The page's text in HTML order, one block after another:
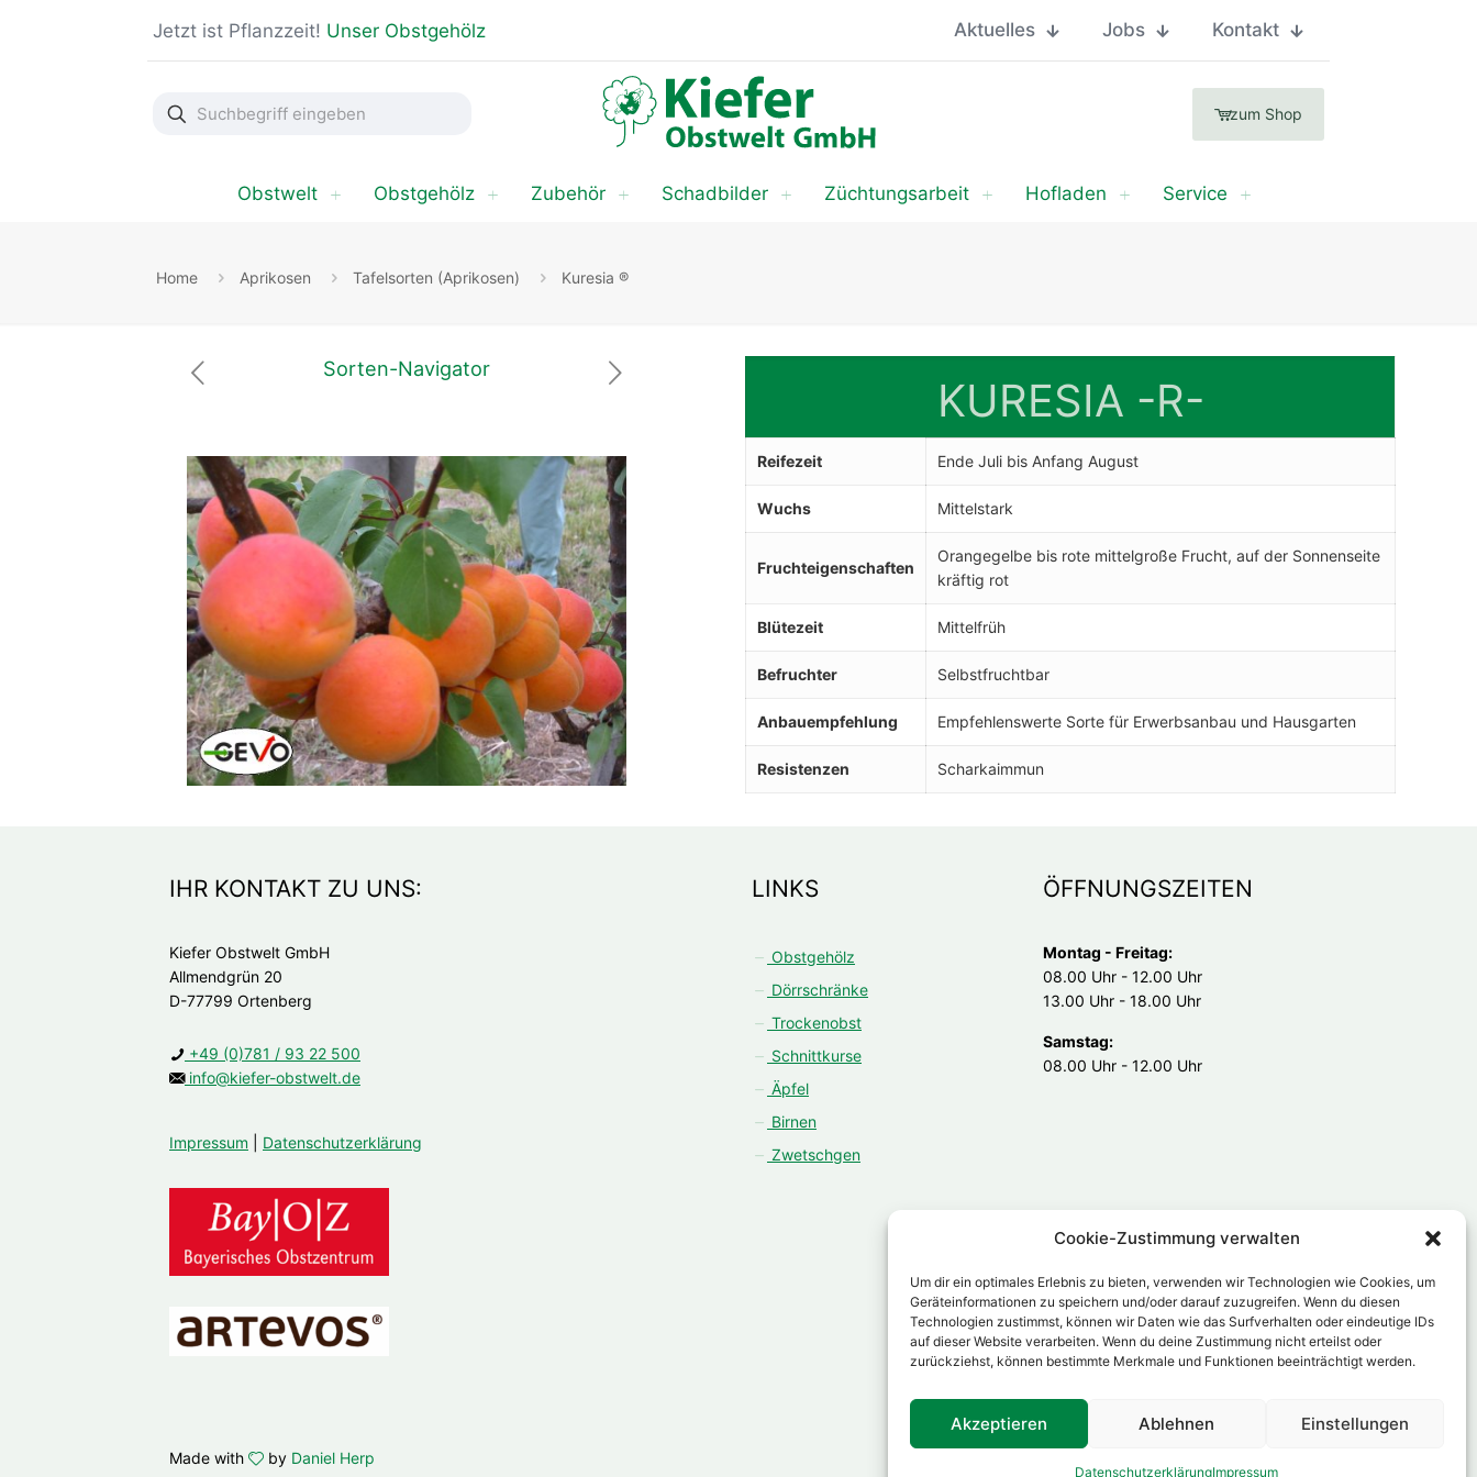
Cookie-Zustimmung verwalten
Um dir ein optimales Erlebnis zu bieten, verwenden wir Technologien wie Cookies, um
Geräteinformationen zu speichern und/oder darauf zuzugreifen. Wenn du diesen
Technologien zustimmst, können wir Daten wie das Surfverhalten oder eindeutige IDs
auf dieser Website verarbeiten. Wenn du deine Zustimmung nicht erteilst oder
zurückziehst, können bestimmte Merkmale und Funktionen beeinträchtigt werden.
Akzeptieren Ablehnen Einstellungen
DatenschutzerklärungImpressum
Jetzt ist Pflanzzeit! Unser Obstgehölz Aktuelles Jobs Kontakt
Suchbegriff
eingeben
zum Shop
Obstwelt Obstgehölz Zubehör Schadbilder Züchtungsarbeit Hofladen Service
Home Aprikosen Tafelsorten (Aprikosen) Kuresia ®
Sorten-Navigator
KURESIA -R-
Reifezeit Ende Juli bis Anfang August
Wuchs Mittelstark
Fruchteigenschaften
Orangegelbe bis rote mittelgroße Frucht, auf der Sonnenseite
kräftig rot
Blütezeit Mittelfrüh
Befruchter Selbstfruchtbar
Anbauempfehlung Empfehlenswerte Sorte für Erwerbsanbau und Hausgarten
Resistenzen Scharkaimmun
IHR KONTAKT ZU UNS:
Kiefer Obstwelt GmbH
Allmendgrün 20
D-77799 Ortenberg
+49 (0)781 / 93 22 500
info@kiefer-obstwelt.de
Impressum Datenschutzerklärung
LINKS
Obstgehölz
Dörrschränke
Trockenobst
Schnittkurse
Äpfel
Birnen
Zwetschgen
ÖFFNUNGSZEITEN
Montag - Freitag:
08.00 Uhr - 12.00 Uhr
13.00 Uhr - 18.00 Uhr
Samstag:
08.00 Uhr - 12.00 Uhr
Made with by Daniel Herp